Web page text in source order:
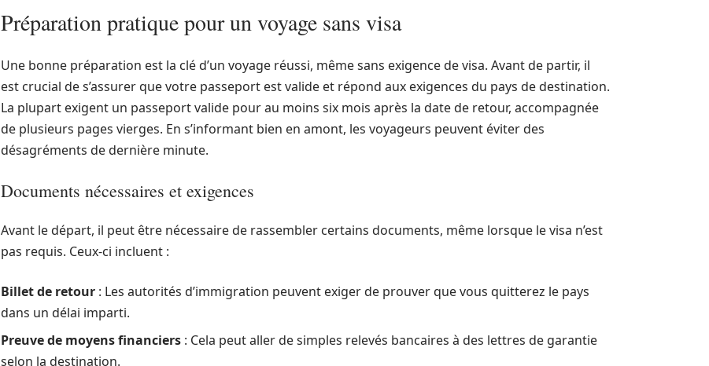
Préparation pratique pour un voyage sans visa
Une bonne préparation est la clé d’un voyage réussi, même sans exigence de visa. Avant de partir, il
est crucial de s’assurer que votre passeport est valide et répond aux exigences du pays de destination.
La plupart exigent un passeport valide pour au moins six mois après la date de retour, accompagnée
de plusieurs pages vierges. En s’informant bien en amont, les voyageurs peuvent éviter des
désagréments de dernière minute.
Documents nécessaires et exigences
Avant le départ, il peut être nécessaire de rassembler certains documents, même lorsque le visa n’est
pas requis. Ceux-ci incluent :
Billet de retour : Les autorités d’immigration peuvent exiger de prouver que vous quitterez le pays
dans un délai imparti.
Preuve de moyens financiers : Cela peut aller de simples relevés bancaires à des lettres de garantie
selon la destination.